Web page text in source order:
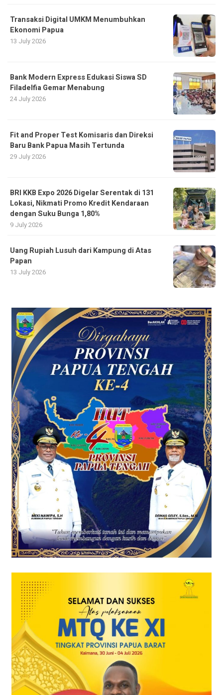
Transaksi Digital UMKM Menumbuhkan
Ekonomi Papua
13 July 2026
Bank Modern Express Edukasi Siswa SD
Filadelfia Gemar Menabung
24 July 2026
Fit and Proper Test Komisaris dan Direksi
Baru Bank Papua Masih Tertunda
29 July 2026
BRI KKB Expo 2026 Digelar Serentak di 131
Lokasi, Nikmati Promo Kredit Kendaraan
dengan Suku Bunga 1,80%
9 July 2026
Uang Rupiah Lusuh dari Kampung di Atas
Papan
13 July 2026